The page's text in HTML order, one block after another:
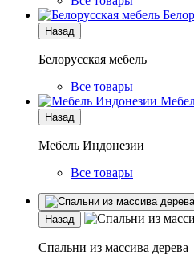
Назад
Белорусская мебель
Все товары
Назад
Мебель Индонезии
Все товары
Назад
Спальни из массива дерева